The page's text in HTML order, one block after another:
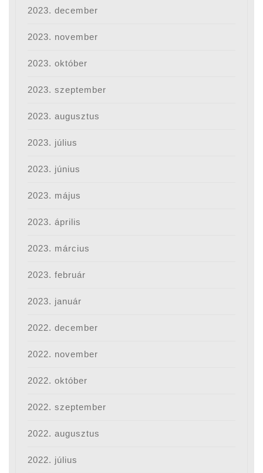
2023. december
2023. november
2023. október
2023. szeptember
2023. augusztus
2023. július
2023. június
2023. május
2023. április
2023. március
2023. február
2023. január
2022. december
2022. november
2022. október
2022. szeptember
2022. augusztus
2022. július